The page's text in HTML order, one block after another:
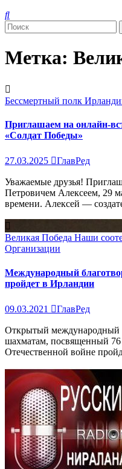
Метка:
Бессмертный полк
Приглашаем на онлайн-
«Солдат Победы»
27.03.2025 ГлавРед
Уважаемые друзья!
Петровичем Алексеем, 29
времени. Алексей —
Великая Победа Наши
Организации
Международный
пройдет в Ирландии
09.03.2021 ГлавРед
Открытый международный
шахматам, посвященный
Отечественной войне